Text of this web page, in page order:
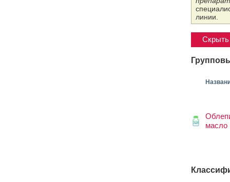
линии.
Скрыть
масло